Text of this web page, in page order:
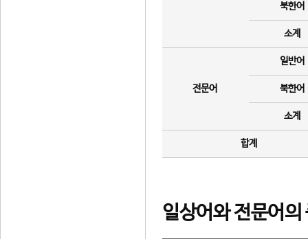
북한어
소계
전문어
일반어
북한어
소계
합계
일상어와 전문어의